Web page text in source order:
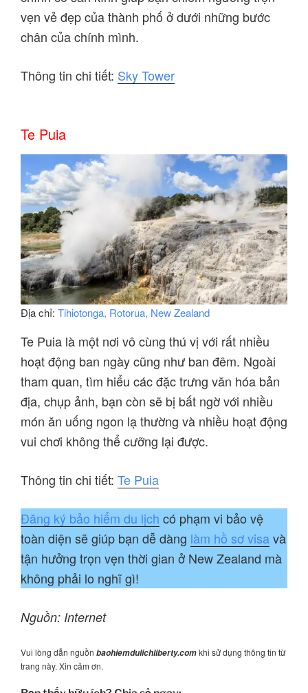
vẹn vẻ đẹp của thành phố ở dưới những bước
chân của chính mình.
Thông tin chi tiết: Sky Tower
Te Puia
Địa chỉ: Tihiotonga, Rotorua, New Zealand
Te Puia là một nơi vô cùng thú vị với rất nhiều
hoạt động ban ngày cũng như ban đêm. Ngoài
tham quan, tìm hiểu các đặc trưng văn hóa bản
địa, chụp ảnh, bạn còn sẽ bị bất ngờ với nhiều
món ăn uống ngon lạ thường và nhiều hoạt động
vui chơi không thể cưỡng lại được.
Thông tin chi tiết: Te Puia
Đăng ký bảo hiểm du lịch có phạm vi bảo vệ
toàn diện sẽ giúp bạn dễ dàng làm hồ sơ visa và
tận hưởng trọn vẹn thời gian ở New Zealand mà
không phải lo nghĩ gì!
Nguồn: Internet
Vui lòng dẫn nguồn baohiemdulichliberty.comkhi sử dụng thông tin từ
trang này. Xin cảm ơn.